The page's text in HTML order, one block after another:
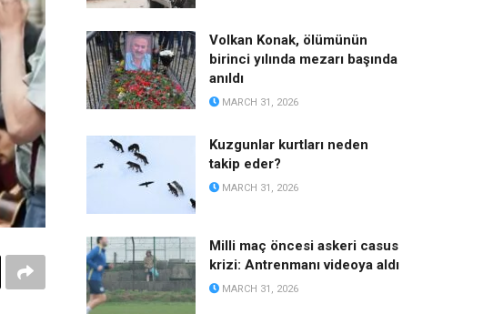
Volkan Konak, ölümünün
birinci yılında mezarı başında
anıldı
MARCH 31, 2026
Kuzgunlar kurtları neden
takip eder?
MARCH 31, 2026
Milli maç öncesi askeri casus
krizi: Antrenmanı videoya aldı
MARCH 31, 2026